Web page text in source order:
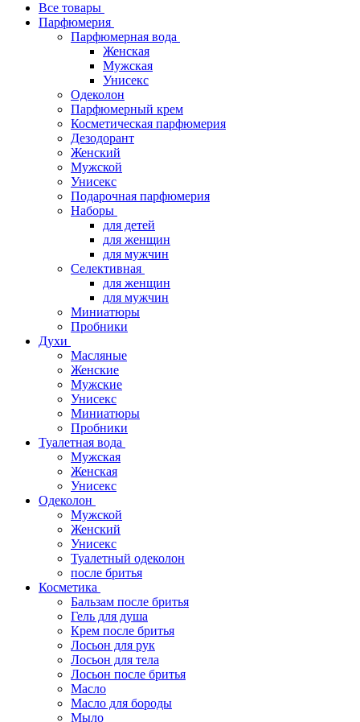
Все товары
Парфюмерия
Парфюмерная вода
Женская
Мужская
Унисекс
Одеколон
Парфюмерный крем
Косметическая парфюмерия
Дезодорант
Женский
Мужской
Унисекс
Подарочная парфюмерия
Наборы
для детей
для женщин
для мужчин
Селективная
для женщин
для мужчин
Миниатюры
Пробники
Духи
Масляные
Женские
Мужские
Унисекс
Миниатюры
Пробники
Туалетная вода
Мужская
Женская
Унисекс
Одеколон
Мужской
Женский
Унисекс
Туалетный одеколон
после бритья
Косметика
Бальзам после бритья
Гель для душа
Крем после бритья
Лосьон для рук
Лосьон для тела
Лосьон после бритья
Масло
Масло для бороды
Мыло